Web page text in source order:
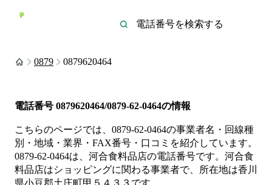
0879 0879620464
電話番号 0879620464/0879-62-0464の情報
こちらのページでは、 0879-62-0464の事業者名・回線種
別・地域・業界・FAX番号・口コミを紹介しています。
0879-62-0464は、 河合食料品店の電話番号です。 河合食
料品店はショッピングに関わる事業者で、所在地は香川
県小豆郡土庄町甲５４３３ です。